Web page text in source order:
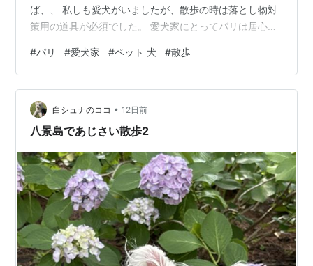
ば、、 私しも愛犬がいましたが、散歩の時は落とし物対
策用の道具が必須でした。 愛犬家にとってパリは居心地
ブログです😊 japone2024.muragon.com 関連記事です
😊 nonbili2025.hatenablog.com
nonbili2025.hatenablog.com
nonbili2025.hatenablog.com
nonbili2025.hatenablog.co…
#パリ #愛犬家 #ペット 犬 #散歩
白シュナのココ • 12日前
八景島であじさい散歩2